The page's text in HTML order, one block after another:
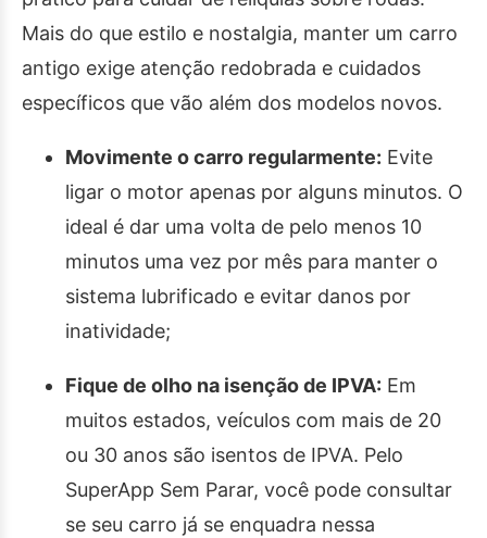
Mais do que estilo e nostalgia, manter um carro
antigo exige atenção redobrada e cuidados
específicos que vão além dos modelos novos.
Movimente o carro regularmente: Evite
ligar o motor apenas por alguns minutos. O
ideal é dar uma volta de pelo menos 10
minutos uma vez por mês para manter o
sistema lubrificado e evitar danos por
inatividade;
Fique de olho na isenção de IPVA: Em
muitos estados, veículos com mais de 20
ou 30 anos são isentos de IPVA. Pelo
SuperApp Sem Parar, você pode consultar
se seu carro já se enquadra nessa